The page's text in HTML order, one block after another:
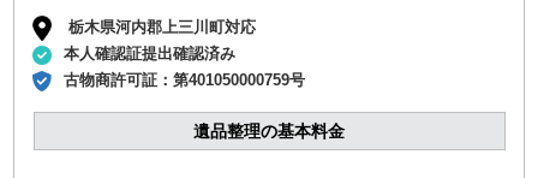
栃木県河内郡上三川町対応
本人確認証提出確認済み
古物商許可証：第401050000759号
遺品整理の基本料金